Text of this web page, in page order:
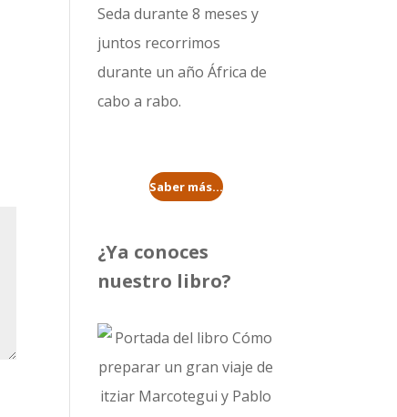
Seda durante 8 meses y
juntos recorrimos
durante un añoÁfrica de
cabo a rabo.
Saber más...
¿Ya conoces
nuestro libro?